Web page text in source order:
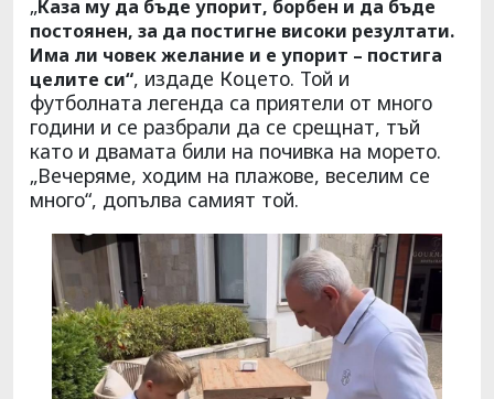
Каза му да бъде упорит, борбен и да бъде
постоянен, за да постигне високи резултати.
Има ли човек желание и е упорит – постига
целите си“, издаде Коцето. Той и
футболната легенда са приятели от много
години и се разбрали да се срещнат, тъй
като и двамата били на почивка на морето.
„Вечеряме, ходим на плажове, веселим се
много“, допълва самият той.